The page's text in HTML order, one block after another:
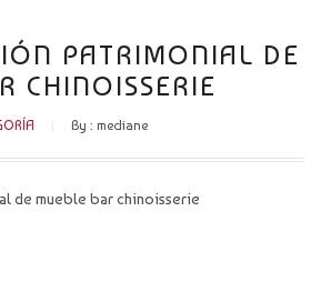
PATRIMONIAL DE
CHINOISSERIE
By : mediane
de mueble bar chinoisserie